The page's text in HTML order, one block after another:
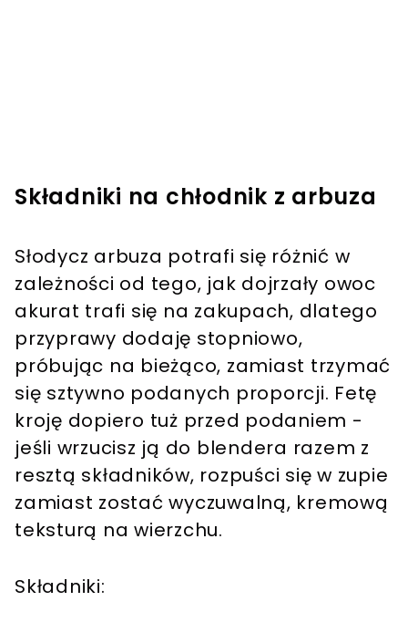
Składniki na chłodnik z arbuza
Słodycz arbuza potrafi się różnić w
zależności od tego, jak dojrzały owoc
akurat trafi się na zakupach, dlatego
przyprawy dodaję stopniowo,
próbując na bieżąco, zamiast trzymać
się sztywno podanych proporcji. Fetę
kroję dopiero tuż przed podaniem -
jeśli wrzucisz ją do blendera razem z
resztą składników, rozpuści się w zupie
zamiast zostać wyczuwalną, kremową
teksturą na wierzchu.
Składniki: